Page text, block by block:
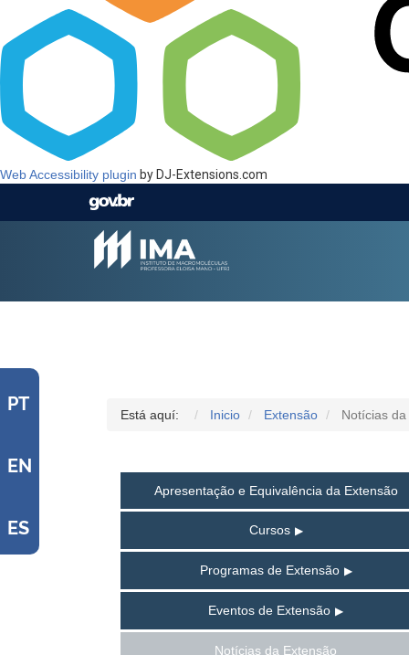
Web Accessibility plugin by DJ-Extensions.com
PT
EN
ES
Está aquí: Inicio Extensão Notícias
Apresentação e Equivalência da Extensão
Cursos
Programas de Extensão
Eventos de Extensão
Notícias da Extensão